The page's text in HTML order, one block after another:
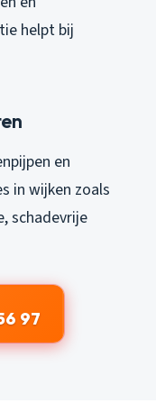
helpt bij
en
in wijken zoals
schadevrije
97